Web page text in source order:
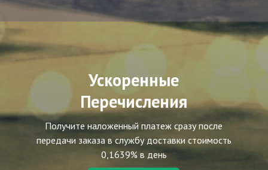
Ускоренные
Перечисления
Получите наложенный платеж сразу после
передачи заказа в службу доставки стоимость
0,1639% в день